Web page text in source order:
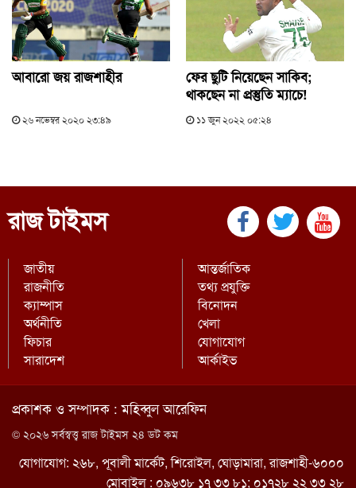
আবারো জয় রাজশাহীর
২৬ নভেম্বর ২০২০ ২৩:৪৯
ফের ছুটি নিয়েছেন সাকিব;
থাকছেন না প্রস্তুতি ম্যাচে!
১১ জুন ২০২২ ০৫:২৪
রাজ টাইমস
জাতীয়
রাজনীতি
আন্তর্জাতিক
তথ্য প্রযুক্তি
ক্যাম্পাস
অর্থনীতি
বিনোদন
খেলা
ফিচার
সারাদেশ
যোগাযোগ
আর্কাইভ
প্রকাশক ও সম্পাদক : মহিব্বুল আরেফিন
© ২০২৬ সর্বস্বত্ত্ব রাজ টাইমস ২৪ ডট কম
যোগাযোগ: ২৬৮, পূবালী মার্কেট, শিরোইল, ঘোড়ামারা, রাজশাহী-৬০০০
মোবাইল : ০৯৬৩৮ ১৭ ৩৩ ৮১; ০১৭২৮ ২২ ৩৩ ২৮